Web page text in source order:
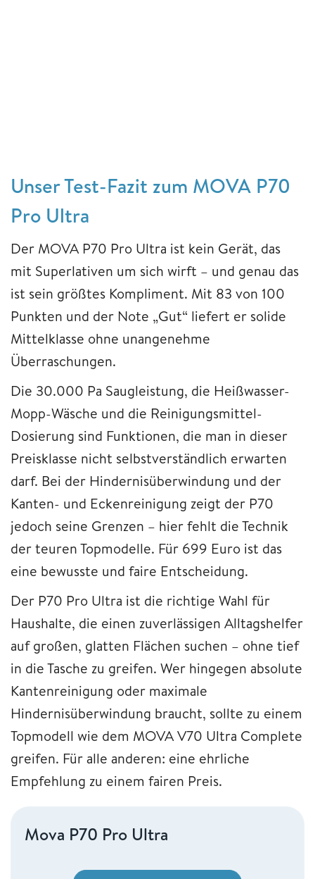
Unser Test-Fazit zum MOVA P70
Pro Ultra
Der MOVA P70 Pro Ultra ist kein Gerät, das
mit Superlativen um sich wirft – und genau das
ist sein größtes Kompliment. Mit 83 von 100
Punkten und der Note „Gut“ liefert er solide
Mittelklasse ohne unangenehme
Überraschungen.
Die 30.000 Pa Saugleistung, die Heißwasser-
Mopp-Wäsche und die Reinigungsmittel-
Dosierung sind Funktionen, die man in dieser
Preisklasse nicht selbstverständlich erwarten
darf. Bei der Hindernisüberwindung und der
Kanten- und Eckenreinigung zeigt der P70
jedoch seine Grenzen – hier fehlt die Technik
der teuren Topmodelle. Für 699 Euro ist das
eine bewusste und faire Entscheidung.
Der P70 Pro Ultra ist die richtige Wahl für
Haushalte, die einen zuverlässigen Alltagshelfer
auf großen, glatten Flächen suchen – ohne tief
in die Tasche zu greifen. Wer hingegen absolute
Kantenreinigung oder maximale
Hindernisüberwindung braucht, sollte zu einem
Topmodell wie dem MOVA V70 Ultra Complete
greifen. Für alle anderen: eine ehrliche
Empfehlung zu einem fairen Preis.
Mova P70 Pro Ultra